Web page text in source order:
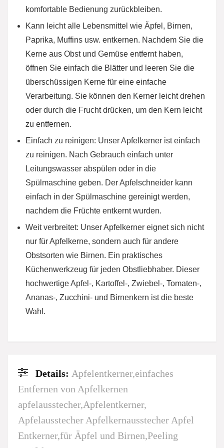
komfortable Bedienung zurückbleiben.
Kann leicht alle Lebensmittel wie Äpfel, Birnen,
Paprika, Muffins usw. entkernen. Nachdem Sie die
Kerne aus Obst und Gemüse entfernt haben,
öffnen Sie einfach die Blätter und leeren Sie die
überschüssigen Kerne für eine einfache
Verarbeitung. Sie können den Kerner leicht drehen
oder durch die Frucht drücken, um den Kern leicht
zu entfernen.
Einfach zu reinigen: Unser Apfelkerner ist einfach
zu reinigen. Nach Gebrauch einfach unter
Leitungswasser abspülen oder in die
Spülmaschine geben. Der Apfelschneider kann
einfach in der Spülmaschine gereinigt werden,
nachdem die Früchte entkernt wurden.
Weit verbreitet: Unser Apfelkerner eignet sich nicht
nur für Apfelkerne, sondern auch für andere
Obstsorten wie Birnen. Ein praktisches
Küchenwerkzeug für jeden Obstliebhaber. Dieser
hochwertige Apfel-, Kartoffel-, Zwiebel-, Tomaten-,
Ananas-, Zucchini- und Birnenkern ist die beste
Wahl.
Details: Apfelentkerner,einfaches
Entfernen von Apfelkernen
apfelausstecher,Apfelentkerner,
Apfelausstecher Apfelkernausstecher Apfel
Entkerner,für Äpfel und Birnen,Peeling